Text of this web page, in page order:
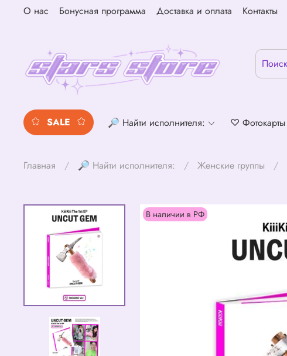
О нас Бонусная программа Доставка и оплата Контакты
SALE 🔎 Найти исполнителя: ♡ Фотокарты
Главная 🔎 Найти исполнителя: Женские группы
В наличии в РФ